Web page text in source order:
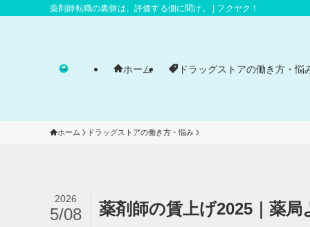
薬剤師転職の裏側は、評価する側に聞け。 | フクヤク！
ホーム ドラッグストアの働き方・悩
ホーム ドラッグストアの働き方・悩み
薬剤師の賃上げ2025｜薬
2026
5/08